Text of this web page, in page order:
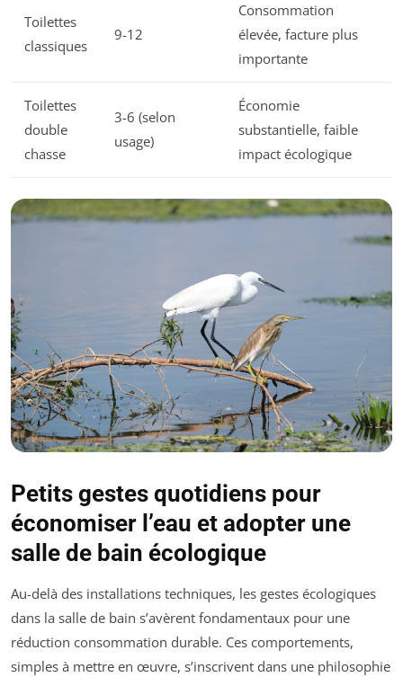
Toilettes
classiques
9-12
Consommation
élevée, facture plus
importante
Toilettes
double
chasse
3-6 (selon
usage)
Économie
substantielle, faible
impact écologique
Petits gestes quotidiens pour
économiser l’eau et adopter une
salle de bain écologique
Au-delà des installations techniques, les gestes écologiques
dans la salle de bain s’avèrent fondamentaux pour une
réduction consommation durable. Ces comportements,
simples à mettre en œuvre, s’inscrivent dans une philosophie